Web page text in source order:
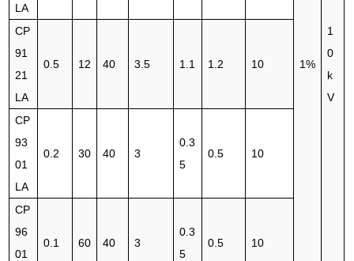
1%
1
0
k
V
LA
CP
91
21
LA
0.5 12 40 3.5 1.1 1.2 10
CP
93
01
LA
0.2 30 40 3
0.3
5
0.5 10
CP
96
01
0.1 60 40 3
0.3
5
0.5 10